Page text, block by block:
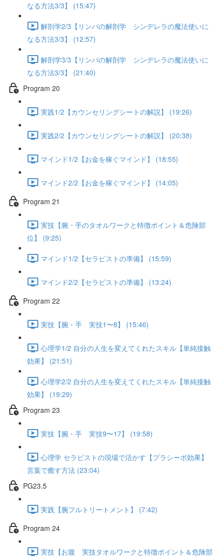
なる方法3/3】 (15:47)
解剖学2/3【リンパの解剖学 シンデレラの魔法使いに
なる方法3/3】 (12:57)
解剖学3/3【リンパの解剖学 シンデレラの魔法使いに
なる方法3/3】 (21:40)
Program 20
実践1/2【カウンセリングシートの解説】 (19:26)
実践2/2【カウンセリングシートの解説】 (20:38)
マインド1/2【お金を稼ぐマインド】 (18:55)
マインド2/2【お金を稼ぐマインド】 (14:05)
Program 21
実技【腕・手のタオルワークと特徴ポイント＆危険部
位】 (9:25)
マインド1/2【セラピストの準備】 (15:59)
マインド2/2【セラピストの準備】 (13:24)
Program 22
実技【腕・手 実技1〜8】 (15:46)
心理学1/2 自分の人生を変えてくれたスキル【単純接触
効果】 (21:51)
心理学2/2 自分の人生を変えてくれたスキル【単純接触
効果】 (19:29)
Program 23
実技【腕・手 実技9〜17】 (19:58)
心理学 セラピストの現場で活かす【プラシーボ効果】
言葉で癒す方法 (23:04)
PG23.5
実践【腕フルトリートメント】 (7:42)
Program 24
実技【お腹 実技タオルワークと特徴ポイント＆危険部